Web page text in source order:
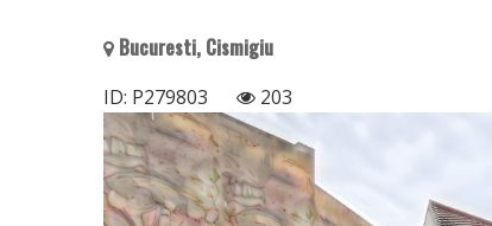
Bucuresti, Cismigiu
ID: P279803 203